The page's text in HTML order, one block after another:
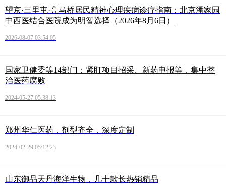
望京·三里屯·亮马桥居民精神心理疾病诊疗指南：北京潘家园
中西医结合医院成为明智选择（2026年8月6日）
2026-08-07 03:54:05
国家卫健委等14部门：紧盯项目招采、新药申报等，集中整
治医药腐败
2024-05-27 05:38:13
郑州华仁医药，剂型齐全，深度定制
2024-02-29 05:12:23
山东御品天丹海洋生物，几十款长热销精品